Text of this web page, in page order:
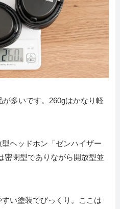
多いです。260gはかなり軽
ヘッドホン「ゼンハイザー
密閉型でありながら開放型並
い塗装でびっくり。ここは